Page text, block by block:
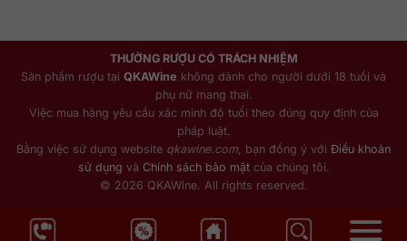
THƯỞNG RƯỢU CÓ TRÁCH NHIỆM
Sản phẩm rượu tại QKAWine không dành cho người dưới 18 tuổi và
phụ nữ mang thai.
Việc mua hàng yêu cầu xác minh độ tuổi theo đúng quy định của
pháp luật.
Bằng việc sử dụng website qkawine.com , bạn đồng ý với Điều khoản
sử dụng và Chính sách bảo mậtcủa chúng tôi.
© 2026 QKAWine. All rights reserved.